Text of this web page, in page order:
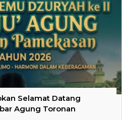
Selamat Datang
Agung Toronan